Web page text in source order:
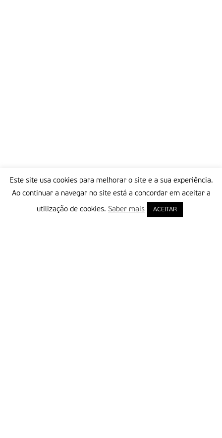
Este site usa cookies para melhorar o site e a sua experiência.
Ao continuar a navegar no site está a concordar em aceitar a
utilização de cookies. Saber mais ACEITAR